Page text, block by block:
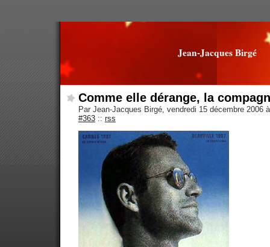
Jean-Jacques Birgé
Comme elle dérange, la
Par Jean-Jacques Birgé, vendredi 15 décembre 2006
#363 :: rss